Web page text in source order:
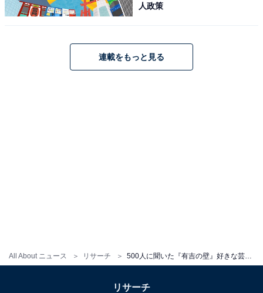
All About ニュース リサーチ
んと妹・木村美穂さんのゆったりとした空気感やほっこ
人政策
連載をもっと見る
リサーチ